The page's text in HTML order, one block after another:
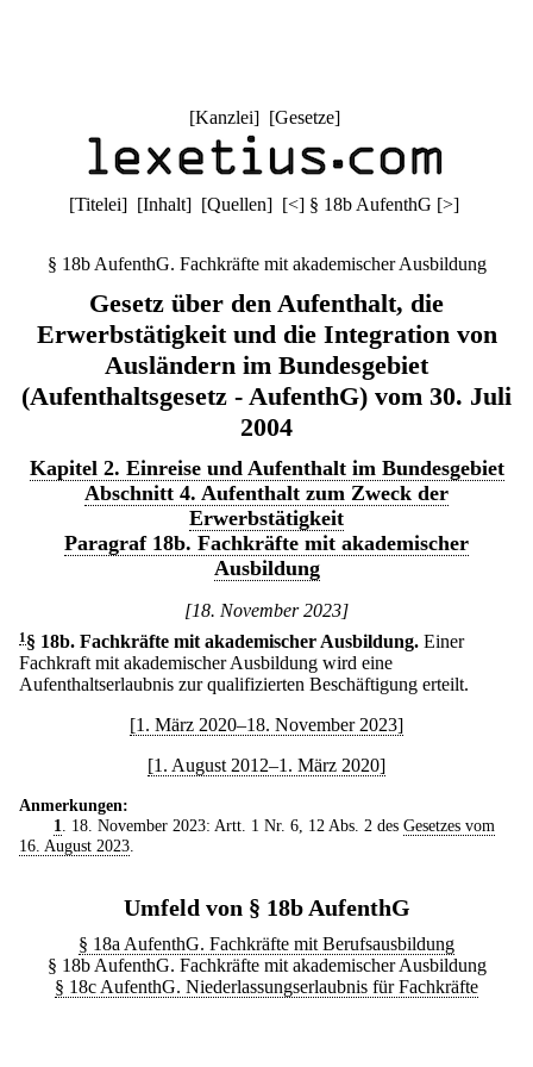
[Kanzlei] [Gesetze]
[Titelei] [Inhalt] [Quellen] [<] § 18b AufenthG [>]
§ 18b AufenthG. Fachkräfte mit akademischer Ausbildung
Gesetz über den Aufenthalt, die
Erwerbstätigkeit und die Integration von
Ausländern im Bundesgebiet
(Aufenthaltsgesetz - AufenthG) vom 30. Juli
2004
Kapitel 2. Einreise und Aufenthalt im Bundesgebiet
Abschnitt 4. Aufenthalt zum Zweck der
Erwerbstätigkeit
Paragraf 18b. Fachkräfte mit akademischer
Ausbildung
[18. November 2023]
1 § 18b. Fachkräfte mit akademischer Ausbildung. Einer
Fachkraft mit akademischer Ausbildung wird eine
Aufenthaltserlaubnis zur qualifizierten Beschäftigung erteilt.
[1. März 2020–18. November 2023]
[1. August 2012–1. März 2020]
Anmerkungen:
1
. 18. November 2023: Artt. 1 Nr. 6, 12 Abs. 2 des Gesetzes vom
16. August 2023
Umfeld von § 18b AufenthG
§ 18a AufenthG. Fachkräfte mit Berufsausbildung
§ 18b AufenthG. Fachkräfte mit akademischer Ausbildung
§ 18c AufenthG. Niederlassungserlaubnis für Fachkräfte